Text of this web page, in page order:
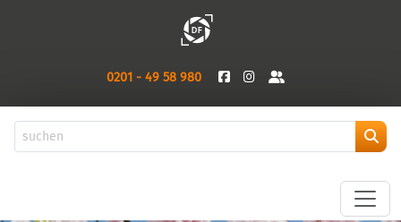
0201 - 49 58 980